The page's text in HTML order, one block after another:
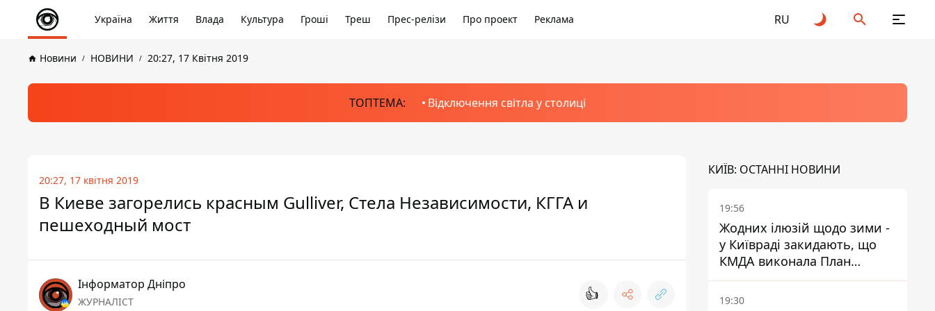
Україна Життя Влада Культура Гроші Треш Прес-релізи Про проект Реклама RU
Новини НОВИНИ 20:27, 17 Квітня 2019
ТОПТЕМА: Відключення світла у столиці
20:27, 17 квітня 2019
В Киеве загорелись красным Gulliver, Стела Независимости, КГГА и
пешеходный мост
Інформатор Дніпро
ЖУРНАЛІСТ 👍
КИЇВ: ОСТАННІ НОВИНИ
19:56
Жодних ілюзій щодо зими -
у Київраді закидають, що
КМДА виконала План
стійкості на 20%
19:30